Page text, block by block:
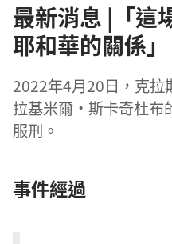
最新消息 |「這
耶和華的關係」
2022年4月20日，克拉
拉基米爾·斯卡奇杜布
服刑。
事件經過